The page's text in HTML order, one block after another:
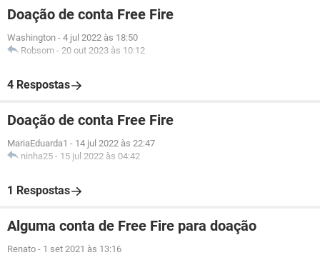
Doação de conta Free Fire
Washington - 4 jul 2022 às 18:50
Robsom - 20 out 2023 às 10:12
4 Respostas
Doação de conta Free Fire
MariaEduarda1 - 14 jul 2022 às 22:47
ninha25 - 15 jul 2022 às 04:42
1 Respostas
Alguma conta de Free Fire para doação
Renato - 1 set 2021 às 13:16